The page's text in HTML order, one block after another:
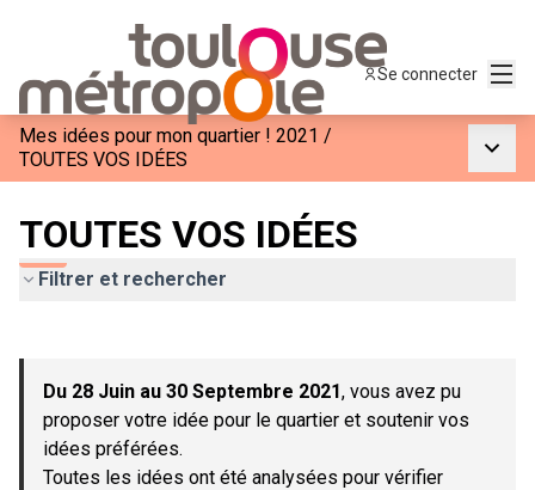
Se connecter
Mes idées pour mon quartier ! 2021 /
TOUTES VOS IDÉES
TOUTES VOS IDÉES
Filtrer et rechercher
−
Du 28 Juin au 30 Septembre 2021, vous avez pu
proposer votre idée pour le quartier et soutenir vos
idées préférées.
Toutes les idées ont été analysées pour vérifier